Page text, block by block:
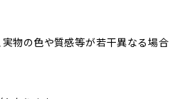
物の色や質感等が若干異なる場合